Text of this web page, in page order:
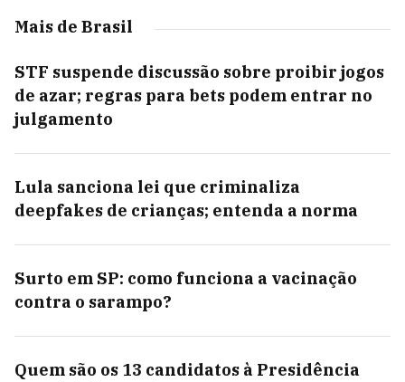
Mais de Brasil
STF suspende discussão sobre proibir jogos
de azar; regras para bets podem entrar no
julgamento
Lula sanciona lei que criminaliza
deepfakes de crianças; entenda a norma
Surto em SP: como funciona a vacinação
contra o sarampo?
Quem são os 13 candidatos à Presidência